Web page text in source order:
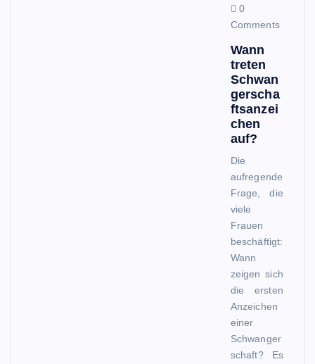
0
Comments
Wann
treten
Schwan
gerscha
ftsanzei
chen
auf?
Die
aufregende
Frage, die
viele
Frauen
beschäftigt:
Wann
zeigen sich
die ersten
Anzeichen
einer
Schwanger
schaft? Es